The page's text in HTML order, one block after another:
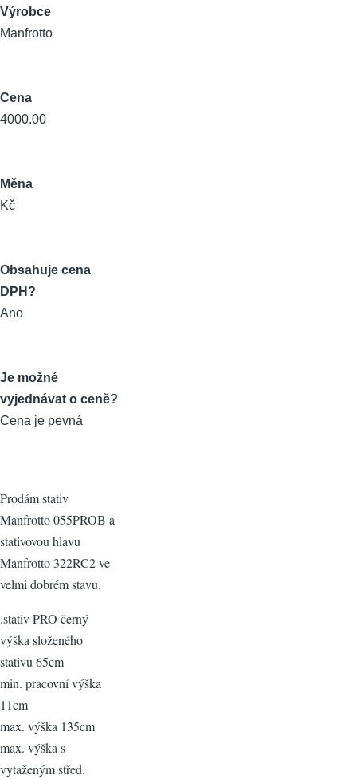
Výrobce
Manfrotto
Cena
4000.00
Měna
Kč
Obsahuje cena
DPH?
Ano
Je možné
vyjednávat o ceně?
Cena je pevná
Prodám stativ
Manfrotto 055PROB a
stativovou hlavu
Manfrotto 322RC2 ve
velmi dobrém stavu.
.stativ PRO černý
výška složeného
stativu 65cm
min. pracovní výška
11cm
max. výška 135cm
max. výška s
vytaženým střed.